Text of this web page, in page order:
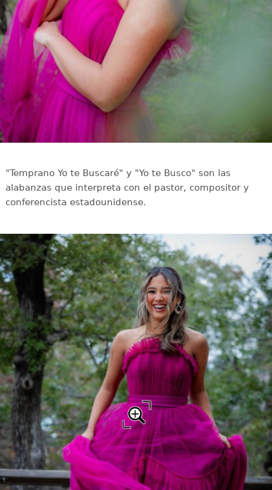
"Temprano Yo te Buscaré" y "Yo te Busco" son las
alabanzas que interpreta con el pastor, compositor y
conferencista estadounidense.